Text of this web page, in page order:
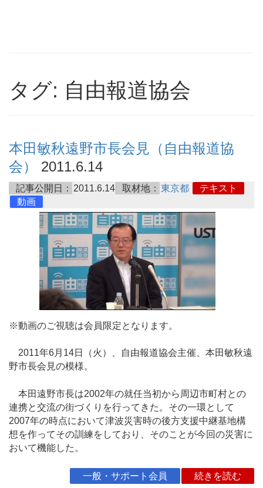
タグ: 自由報道協会
本田敏秋遠野市長会見（自由報道協
会）
2011.6.14
記事公開日： 2011.6.14 取材地： 東京都
テキスト
動画
※動画のご視聴は会員限定となります。
2011年6月14日（火）、自由報道協会主催、本田敏秋遠
野市長会見の模様。
本田遠野市長は2002年の就任当初から周辺市町村との
連携と交流の街づくりを行ってきた。その一環として
2007年の時点において津波災害時の後方支援中継基地構
想を作ってその訓練をしており、そのことが今回の災害に
おいて機能した。
一般・サポート会員 続きを読む